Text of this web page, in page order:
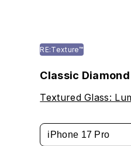
RE:Texture™
Classic
Textured Glass:
iPhone 17 Pro